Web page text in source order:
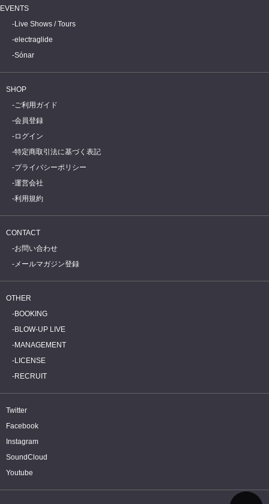
EVENTS
Live Shows / Tours
electraglide
Sónar
SHOP
ご利用ガイド
会員登録
ログイン
特定商取引法に基づく表記
プライバシーポリシー
運営会社
利用規約
CONTACT
お問い合わせ
メールマガジン登録
OTHER
BOOKING
BLOW-UP LIVE
MANAGEMENT
LICENSE
RECRUIT
Twitter
Facebook
Instagram
SoundCloud
Youtube